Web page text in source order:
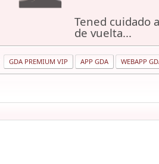
Tened cuidado
de vuelta...
GDA PREMIUM VIP APP GDA WEBAPP